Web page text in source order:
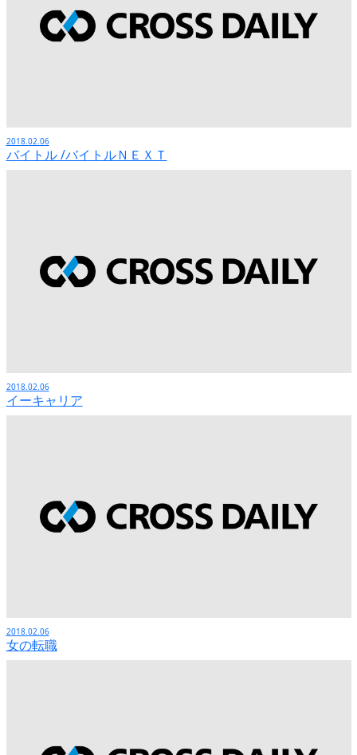
2018.02.06
バイトル /バイトルＮＥＸＴ
2018.02.06
イーキャリア
2018.02.06
女の転職